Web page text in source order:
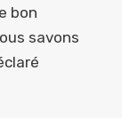
bon
savons